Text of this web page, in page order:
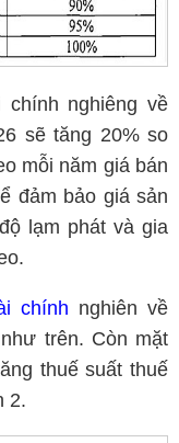
chính nghiêng về
sẽ tăng 20% so
mỗi năm giá bán
đảm bảo giá sản
lạm phát và gia
chính nghiên về
trên. Còn mặt
thuế suất thuế
2.